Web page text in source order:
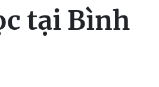
tại Bình